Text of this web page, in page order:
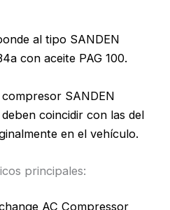
al tipo SANDEN
con aceite PAG 100.
SANDEN
coincidir con las del
en el vehículo.
principales:
AC Compressor